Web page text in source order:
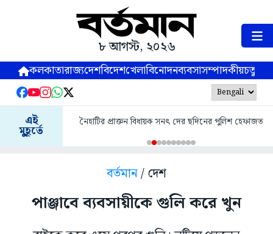
৮ আগস্ট, ২০২৬
কলকাতারাজ্যদেশবিদেশখেলাবিনোদনব্যবসাসম্পাদকীয়
এই
মুহূর্তে
নৈহাটির প্রাক্তন বিধায়ক সনৎ দের ছদিনের পুলিশ হেফাজত
বর্তমান/ দেশ
পাঞ্জাবে ব্যবসায়ীকে গুলি করে খুন